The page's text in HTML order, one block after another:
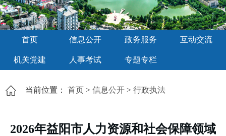
首页 信息公开 政务服务 互动交流
机关党建 人事考试 专题专栏
当前位置： 首页 > 信息公开 > 行政执法
2026年益阳市人力资源和社会保障领域